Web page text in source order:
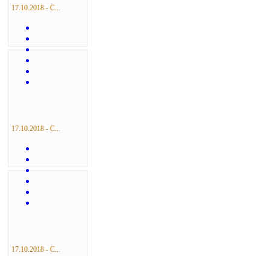
17.10.2018 - С...
17.10.2018 - С...
17.10.2018 - С...